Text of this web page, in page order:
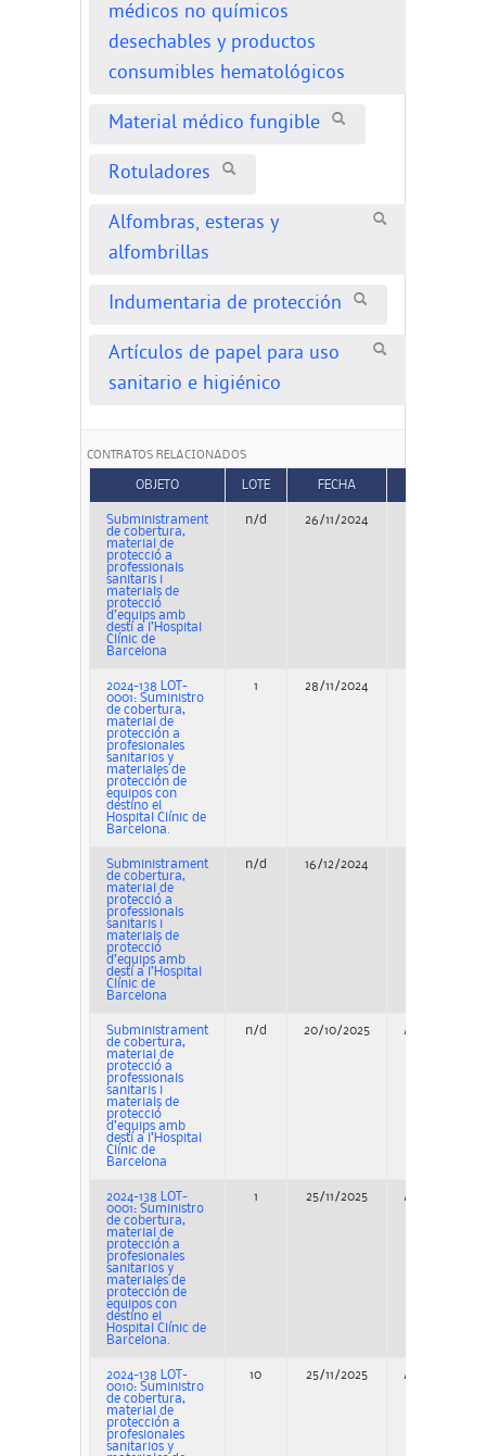
médicos no químicos
desechables y productos
consumibles hematológicos
Material médico fungible
Rotuladores
Alfombras, esteras y
alfombrillas
Indumentaria de protección
Artículos de papel para uso
sanitario e higiénico
CONTRATOS RELACIONADOS
OBJETO LOTE FECHA
Subministrament
de cobertura,
material de
protecció a
professionals
sanitaris i
materials de
protecció
d’equips amb
destí a l’Hospital
Clínic de
Barcelona
n/d 26/11/2024
2024-138 LOT-
0001: Suministro
de cobertura,
material de
protección a
profesionales
sanitarios y
materiales de
protección de
equipos con
destino el
Hospital Clínic de
Barcelona.
1 28/11/2024
Subministrament
de cobertura,
material de
protecció a
professionals
sanitaris i
materials de
protecció
d’equips amb
destí a l’Hospital
Clínic de
Barcelona
n/d 16/12/2024
Subministrament
de cobertura,
material de
protecció a
professionals
sanitaris i
materials de
protecció
d’equips amb
destí a l’Hospital
Clínic de
Barcelona
n/d 20/10/2025 Adjudicación
2024-138 LOT-
0001: Suministro
de cobertura,
material de
protección a
profesionales
sanitarios y
materiales de
protección de
equipos con
destino el
Hospital Clínic de
Barcelona.
1 25/11/2025 Adjudicación
2024-138 LOT-
0010: Suministro
de cobertura,
material de
protección a
profesionales
sanitarios y
10 25/11/2025 Adjudicación